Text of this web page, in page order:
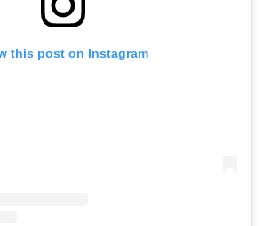
this post on Instagram